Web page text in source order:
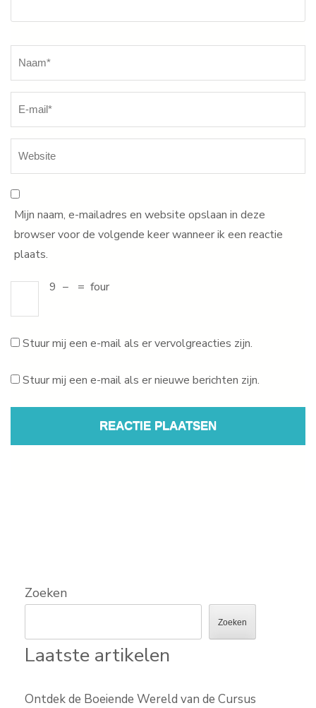
Mijn naam, e-mailadres en website opslaan in deze
browser voor de volgende keer wanneer ik een reactie
plaats.
9 − = four
Stuur mij een e-mail als er vervolgreacties zijn.
Stuur mij een e-mail als er nieuwe berichten zijn.
Zoeken
Zoeken
Laatste artikelen
Ontdek de Boeiende Wereld van de Cursus